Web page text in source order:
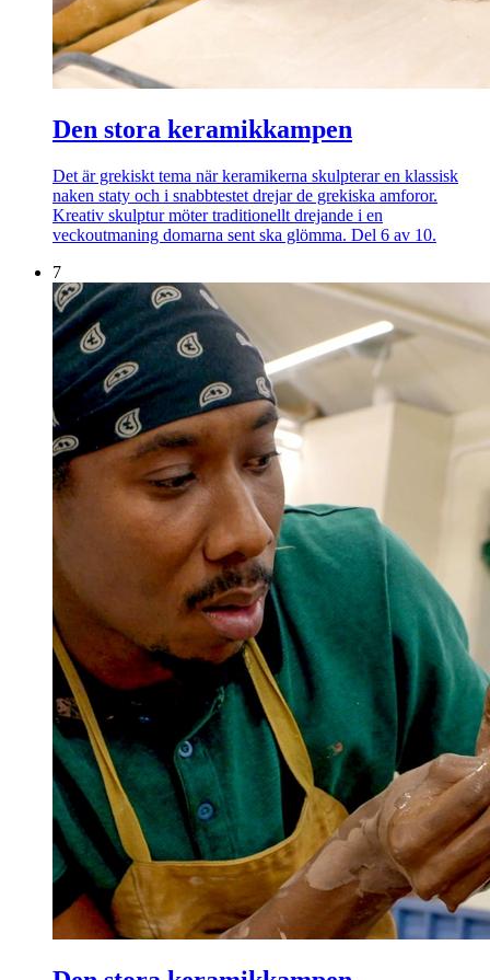
Den stora keramikkampen
Det är grekiskt tema när keramikerna skulpterar en klassisk
naken staty och i snabbtestet drejar de grekiska amforor.
Kreativ skulptur möter traditionellt drejande i en
veckoutmaning domarna sent ska glömma. Del 6 av 10.
7